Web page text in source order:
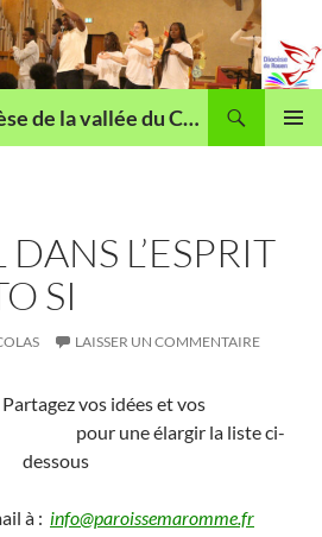
Paroisse Sainte Thérèse de la vallée du Cailly
L’ESPRIT
SI
LAISSER UN COMMENTAIRE
vos idées et vos
une élargir la liste ci-
dessous
à : info@paroissemaromme.fr